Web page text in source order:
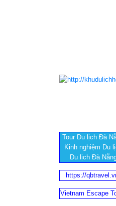
Tour Du lịch Đà
Kinh nghiệm Du
Du lịch Đà
https://
Vietnam Escape